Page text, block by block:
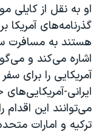
او به نقل از کایلی
گذرنامه‌های آمریکا
هستند به مسافرت
اشاره می‌‌کند و
آمریکایی را برای
ایرانی-
می‌توانند این
ترکیه و امارات